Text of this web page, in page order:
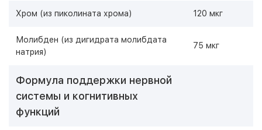
Хром (из пиколината хрома) 120 мкг
Молибден (из дигидрата молибдата
натрия)
75 мкг
Формула поддержки нервной
системы и когнитивных
функций